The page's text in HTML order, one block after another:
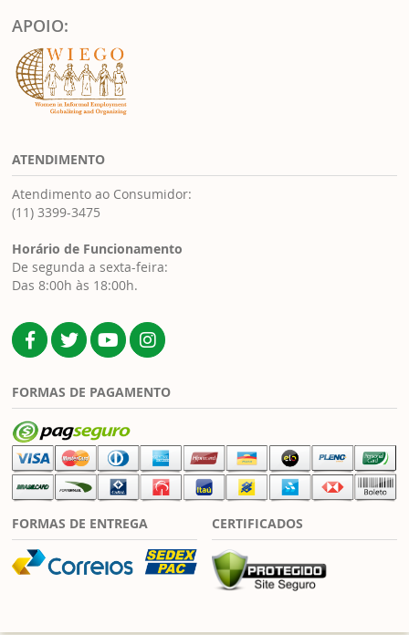
APOIO:
ATENDIMENTO
Atendimento ao Consumidor:
(11) 3399-3475
Horário de Funcionamento
De segunda a sexta-feira:
Das 8:00h às 18:00h.
FORMAS DE PAGAMENTO
FORMAS DE ENTREGA CERTIFICADOS